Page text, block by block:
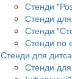
Стенди
Стенди
Стенди
Стенди по
Стенди для
Стенди